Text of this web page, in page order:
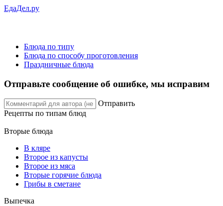
ЕдаДел.ру
Блюда по типу
Блюда по способу проготовления
Праздничные блюда
Отправьте сообщение об ошибке, мы исправим
Отправить
Рецепты по типам блюд
Вторые блюда
В кляре
Второе из капусты
Второе из мяса
Вторые горячие блюда
Грибы в сметане
Выпечка